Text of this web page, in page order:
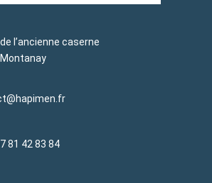
l’ancienne caserne
7 81 42 83 84